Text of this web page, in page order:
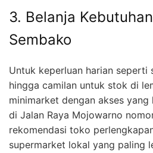
3. Belanja
Sembako
Untuk keperluan harian seperti
hingga camilan untuk stok di
minimarket dengan akses yang
di Jalan Raya Mojowarno
rekomendasi toko
supermarket lokal yang paling